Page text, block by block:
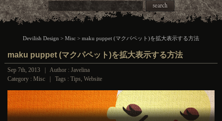
search
Devilish Design > Misc> maku puppet (マクパペット)を拡大表示する方法
maku puppet (マクパペット)を拡大表示する方法
Sep 7th, 2013 | Author : Javelina
Category :Misc | Tags :Tips,Website